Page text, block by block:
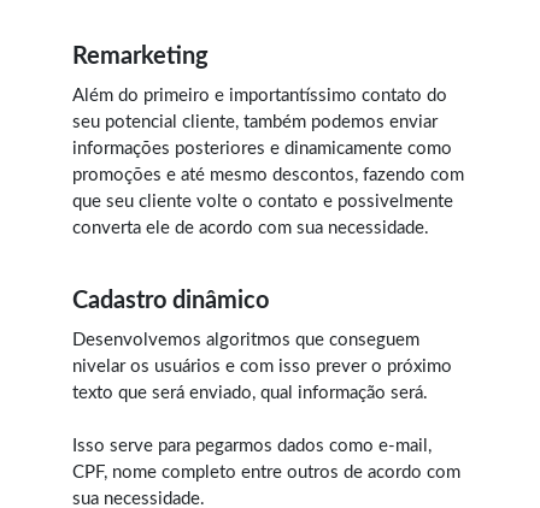
Remarketing
Além do primeiro e importantíssimo contato do
seu potencial cliente, também podemos enviar
informações posteriores e dinamicamente como
promoções e até mesmo descontos, fazendo com
que seu cliente volte o contato e possivelmente
converta ele de acordo com sua necessidade.
Cadastro dinâmico
Desenvolvemos algoritmos que conseguem
nivelar os usuários e com isso prever o próximo
texto que será enviado, qual informação será.
Isso serve para pegarmos dados como e-mail,
CPF, nome completo entre outros de acordo com
sua necessidade.